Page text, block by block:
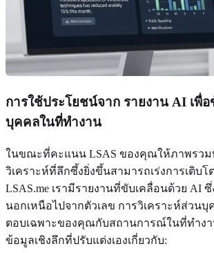
การใช้ประโยชน์จาก รายงาน AI เพื่
บุคคลในที่ทำงาน
ในขณะที่คะแนน LSAS ของคุณให้ภาพรวม
วิเคราะห์ที่ลึกซึ้งยิ่งขึ้นสามารถเร่งการเติบ
LSAS.me เรามีรายงานที่ขับเคลื่อนด้วย AI
นอกเหนือไปจากตัวเลข การวิเคราะห์ส่วน
ตอบเฉพาะของคุณกับสถานการณ์ในที่ทำงา
ข้อมูลเชิงลึกที่ปรับแต่งเองเกี่ยวกับ: